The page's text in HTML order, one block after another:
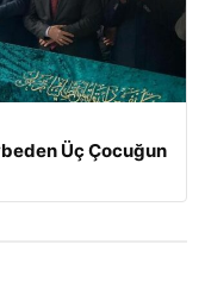
Üç Çocuğun